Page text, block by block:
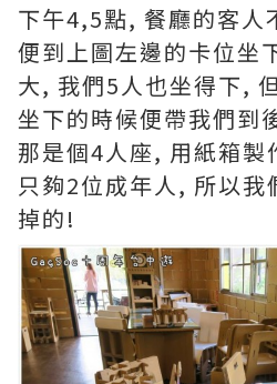
下午4,5點, 餐廳的客人
便到上圖左邊的卡位坐
大, 我們5人也坐得下,
坐下的時候便帶我們到
那是個4人座, 用紙箱製
只夠2位成年人, 所以我
掉的!